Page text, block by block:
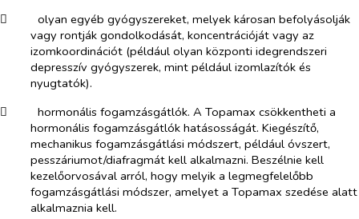
​
olyan egyéb gyógyszereket, melyek károsan befolyásolják
vagy rontják gondolkodását, koncentrációját vagy az
izomkoordinációt (például olyan központi idegrendszeri
depresszív gyógyszerek, mint például izomlazítók és
nyugtatók).
​
hormonális fogamzásgátlók. A Topamax csökkentheti a
hormonális fogamzásgátlók hatásosságát. Kiegészítő,
mechanikus fogamzásgátlási módszert, például óvszert,
pesszáriumot/diafragmát kell alkalmazni. Beszélnie kell
kezelőorvosával arról, hogy melyik a legmegfelelőbb
fogamzásgátlási módszer, amelyet a Topamax szedése alatt
alkalmaznia kell.